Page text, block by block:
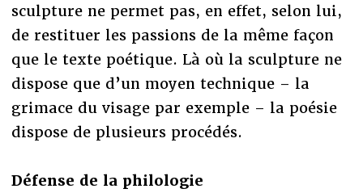
sculpture ne permet pas, en effet, selon lui,
de restituer les passions de la même façon
que le texte poétique. Là où la sculpture ne
dispose que d’un moyen technique – la
grimace du visage par exemple – la poésie
dispose de plusieurs procédés.
Défense de la philologie